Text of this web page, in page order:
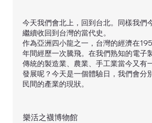
今天我們會北上，回到台北。同樣我們
繼續收回到台灣的當代史。
作為亞洲四小龍之一，台灣的經濟在
年間經歷一次騰飛。在我們熟知的電子
傳統的製造業、農業、手工業當今又有
發展呢？今天是一個體驗日，我們會分
民間的產業的現狀。
樂活之襪博物館